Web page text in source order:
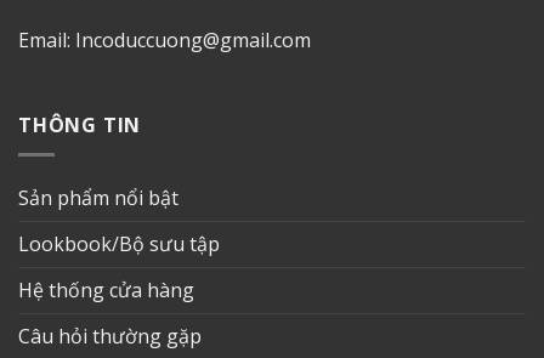
Email: Incoduccuong@gmail.com
THÔNG TIN
Sản phẩm nổi bật
Lookbook/Bộ sưu tập
Hệ thống cửa hàng
Câu hỏi thường gặp